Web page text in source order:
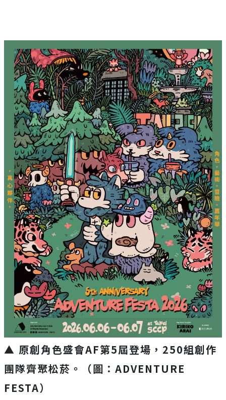
▲ 原創角色盛會AF第5屆登場，250組創作
團隊齊聚松菸。（圖：ADVENTURE
FESTA）